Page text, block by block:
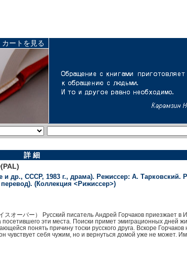
カートを見る
詳 細
и др., СССР, 1983 г., драма). Режиссер: А. Тарковский.
(Коллекция <Рижиссер>)
ーバー） Русский писатель Андрей Горчаков приезжает в
посетившего эти места. Поиски примет эмиграционных дней
понять причину тоски русского друга. Вскоре
чувствует себя чужим, но и вернуться домой уже не может.